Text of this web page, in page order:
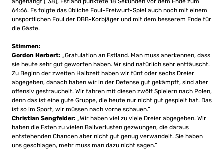
angehängt (´38), Estland punktete 18 Sekunden vor dem Ende zum
64:66. Es folgte das übliche Foul-Freiwurf-Spiel auch noch mit einem
unsportlichen Foul der DBB-Korbjäger und mit dem besserem Ende für
die Gäste.
Stimmen:
Gordon Herbert: „Gratulation an Estland. Man muss anerkennen, dass
sie heute sehr gut geworfen haben. Wr sind natürlich sehr enttäuscht.
Zu Beginn der zweiten Halbzeit haben wir fünf oder sechs Dreier
abgegeben, danach haben wir in der Defense gut gekämpft, sind aber
offensiv gestrauchelt. Wir fahren mit diesen zwölf Spielern nach Polen,
denn das ist eine gute Gruppe, die heute nur nicht gut gespielt hat. Das
ist so im Sport, wir müssen nach vorne schauen.“
Christian Sengfelder: „Wir haben viel zu viele Dreier abgegeben. Wir
haben die Esten zu vielen Ballverlusten gezwungen, die daraus
entstehenden Chancen aber nicht gut genug verwandelt. Sie haben
uns geschlagen, mehr muss man dazu nicht sagen.“